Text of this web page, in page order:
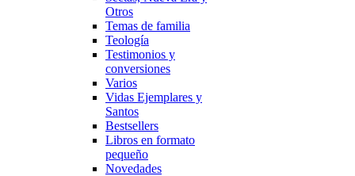
Otros
Temas de familia
Teología
Testimonios y
conversiones
Varios
Vidas Ejemplares y
Santos
Bestsellers
Libros en formato
pequeño
Novedades